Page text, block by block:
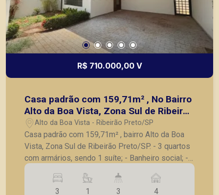
R$ 710.000,00 V
Casa padrão com 159,71m² , No Bairro
Alto da Boa Vista, Zona Sul de Ribeirão
Preto/SP:
Alto da Boa Vista - Ribeirão Preto/SP
Casa padrão com 159,71m² , bairro Alto da Boa
Vista, Zona Sul de Ribeirão Preto/SP. - 3 quartos
com armários, sendo 1 suíte; - Banheiro social; -
Sala ampla para 2 ambientes; - Escritório; -
Jardim de inverno; - Cozinha com armários
3 1 3 4